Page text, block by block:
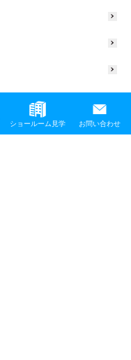
ショールーム見学 お問い合わせ